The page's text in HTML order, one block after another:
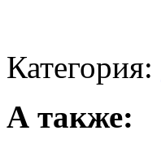
Категория:
А также: